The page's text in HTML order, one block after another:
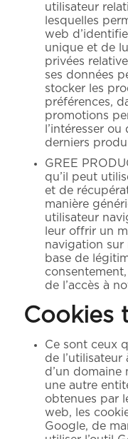
utilisateur
lesquelles
web
unique et de
privées
ses données
stocker les
préférences,
promotions
l’intéresser
derniers
GREE
qu’il peut
et de
manière
utilisateur
leur offrir un
navigation sur
base de
de l’accès à
Cookies
Ce sont ceux
de
d’un domaine
une autre
obtenues par
web, les
Google, de